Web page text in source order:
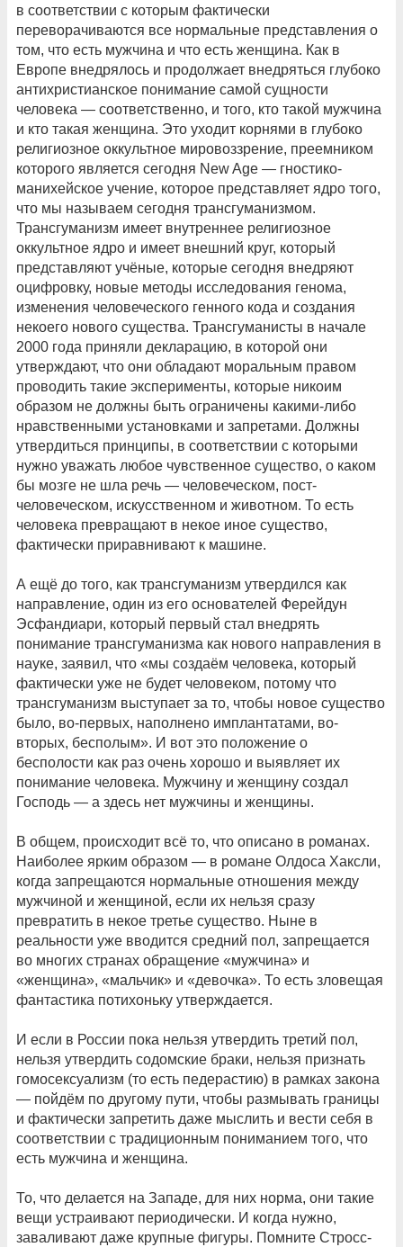
в соответствии с которым фактически
переворачиваются все нормальные представления о
том, что есть мужчина и что есть женщина. Как в
Европе внедрялось и продолжает внедряться глубоко
антихристианское понимание самой сущности
человека — соответственно, и того, кто такой мужчина
и кто такая женщина. Это уходит корнями в глубоко
религиозное оккультное мировоззрение, преемником
которого является сегодня New Age — гностико-
манихейское учение, которое представляет ядро того,
что мы называем сегодня трансгуманизмом.
Трансгуманизм имеет внутреннее религиозное
оккультное ядро и имеет внешний круг, который
представляют учёные, которые сегодня внедряют
оцифровку, новые методы исследования генома,
изменения человеческого генного кода и создания
некоего нового существа. Трансгуманисты в начале
2000 года приняли декларацию, в которой они
утверждают, что они обладают моральным правом
проводить такие эксперименты, которые никоим
образом не должны быть ограничены какими-либо
нравственными установками и запретами. Должны
утвердиться принципы, в соответствии с которыми
нужно уважать любое чувственное существо, о каком
бы мозге не шла речь — человеческом, пост-
человеческом, искусственном и животном. То есть
человека превращают в некое иное существо,
фактически приравнивают к машине.
А ещё до того, как трансгуманизм утвердился как
направление, один из его основателей Ферейдун
Эсфандиари, который первый стал внедрять
понимание трансгуманизма как нового направления в
науке, заявил, что «мы создаём человека, который
фактически уже не будет человеком, потому что
трансгуманизм выступает за то, чтобы новое существо
было, во-первых, наполнено имплантатами, во-
вторых, бесполым». И вот это положение о
бесполости как раз очень хорошо и выявляет их
понимание человека. Мужчину и женщину создал
Господь — а здесь нет мужчины и женщины.
В общем, происходит всё то, что описано в романах.
Наиболее ярким образом — в романе Олдоса Хаксли,
когда запрещаются нормальные отношения между
мужчиной и женщиной, если их нельзя сразу
превратить в некое третье существо. Ныне в
реальности уже вводится средний пол, запрещается
во многих странах обращение «мужчина» и
«женщина», «мальчик» и «девочка». То есть зловещая
фантастика потихоньку утверждается.
И если в России пока нельзя утвердить третий пол,
нельзя утвердить содомские браки, нельзя признать
гомосексуализм (то есть педерастию) в рамках закона
— пойдём по другому пути, чтобы размывать границы
и фактически запретить даже мыслить и вести себя в
соответствии с традиционным пониманием того, что
есть мужчина и женщина.
То, что делается на Западе, для них норма, они такие
вещи устраивают периодически. И когда нужно,
заваливают даже крупные фигуры. Помните Стросс-